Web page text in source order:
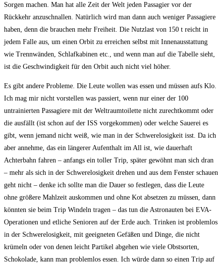
Sorgen machen. Man hat alle Zeit der Welt jeden Passagier vor der
Rückkehr anzuschnallen. Natürlich wird man dann auch weniger Passagiere
haben, denn die brauchen mehr Freiheit. Die Nutzlast von 150 t reicht in
jedem Falle aus, um einen Orbit zu erreichen selbst mit Innenausstattung
wie Trennwänden, Schlafkabinen etc., und wenn man auf die Tabelle sieht,
ist die Geschwindigkeit für den Orbit auch nicht viel höher.
Es gibt andere Probleme. Die Leute wollen was essen und müssen aufs Klo.
Ich mag mir nicht vorstellen was passiert, wenn nur einer der 100
untrainierten Passagiere mit der Weltraumtoilette nicht zurechtkommt oder
die ausfällt (ist schon auf der ISS vorgekommen) oder welche Sauerei es
gibt, wenn jemand nicht weiß, wie man in der Schwerelosigkeit isst. Da ich
aber annehme, das ein längerer Aufenthalt im All ist, wie dauerhaft
Achterbahn fahren – anfangs ein toller Trip, später gewöhnt man sich dran
– mehr als sich in der Schwerelosigkeit drehen und aus dem Fenster schauen
geht nicht – denke ich sollte man die Dauer so festlegen, dass die Leute
ohne größere Mahlzeit auskommen und ohne Kot absetzen zu müssen, dann
könnten sie beim Trip Windeln tragen – das tun die Astronauten bei EVA-
Operationen und etliche Senioren auf der Erde auch. Trinken ist problemlos
in der Schwerelosigkeit, mit geeigneten Gefäßen und Dinge, die nicht
krümeln oder von denen leicht Partikel abgehen wie viele Obstsorten,
Schokolade, kann man problemlos essen. Ich würde dann so einen Trip auf